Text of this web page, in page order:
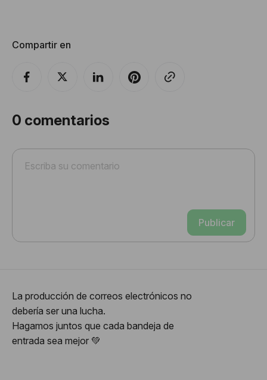
Compartir en
0 comentarios
Publicar
La producción de correos electrónicos no
debería ser una lucha.
Hagamos juntos que cada bandeja de
entrada sea mejor 💚